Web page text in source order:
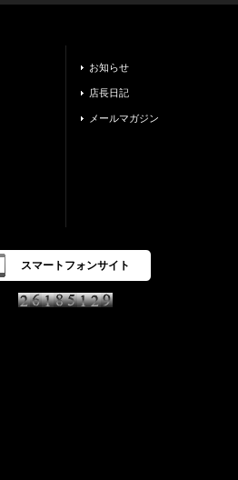
お知らせ
店長日記
メールマガジン
スマートフォンサイト